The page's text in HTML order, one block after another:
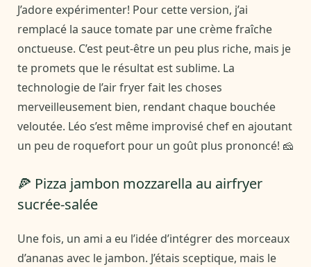
J’adore expérimenter! Pour cette version, j’ai
remplacé la sauce tomate par une crème fraîche
onctueuse. C’est peut-être un peu plus riche, mais je
te promets que le résultat est sublime. La
technologie de l’air fryer fait les choses
merveilleusement bien, rendant chaque bouchée
veloutée. Léo s’est même improvisé chef en ajoutant
un peu de roquefort pour un goût plus prononcé! 🧀
🍕 Pizza jambon mozzarella au airfryer
sucrée-salée
Une fois, un ami a eu l’idée d’intégrer des morceaux
d’ananas avec le jambon. J’étais sceptique, mais le